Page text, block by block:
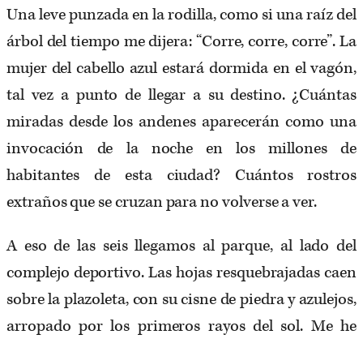
Una leve punzada en la rodilla, como si una raíz del
árbol del tiempo me dijera: “Corre, corre, corre”. La
mujer del cabello azul estará dormida en el vagón,
tal vez a punto de llegar a su destino. ¿Cuántas
miradas desde los andenes aparecerán como una
invocación de la noche en los millones de
habitantes de esta ciudad? Cuántos rostros
extraños que se cruzan para no volverse a ver.
A eso de las seis llegamos al parque, al lado del
complejo deportivo. Las hojas resquebrajadas caen
sobre la plazoleta, con su cisne de piedra y azulejos,
arropado por los primeros rayos del sol. Me he